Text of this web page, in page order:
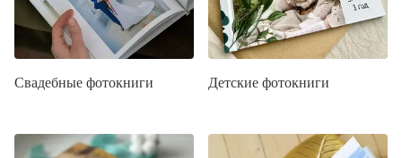
Свадебные фотокниги Детские фотокниги